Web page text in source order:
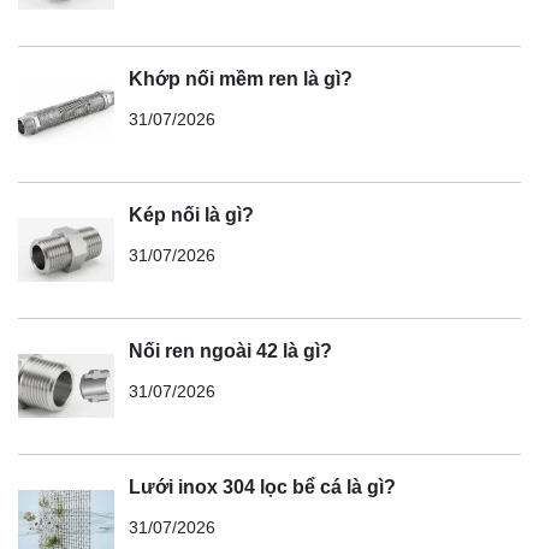
Khớp nối mềm ren là gì?
31/07/2026
Kép nối là gì?
31/07/2026
Nối ren ngoài 42 là gì?
31/07/2026
Lưới inox 304 lọc bể cá là gì?
31/07/2026